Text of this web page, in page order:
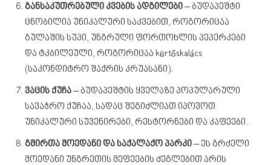
განსაკუთრებული კვების ადგილები– ბუდაპეშტი
ცნობილია უნიკალური საკვებით, როგორიცაა
გულაშის სუპი, უნგრული ფორთოხლის პეპერკები
და ტკბილეული, როგორიცაა kürtőskalács
(საკონდიტრო შაქრის კრუასანი).
ვაცის ქუჩა– ბუდაპეშტის ყველაზე პოპულარული
სავაჭრო ქუჩაა, სადაც შეგიძლიათ იპოვოთ
უნიკალური სუვენირები, რესტორნები და კაფეები.
გმირთა მოედანი და საქალაქო პარკი– ეს გრძელი
მოედანი უნგრეთის მეფეების ძეგლებით არის